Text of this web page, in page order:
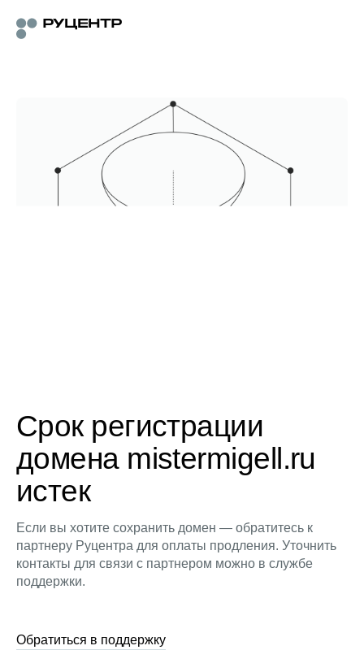
Срок регистрации
домена mistermigell.ru
истек
Если вы хотите сохранить домен — обратитесь к
партнеру Руцентра для оплаты продления. Уточнить
контакты для связи с партнером можно в службе
поддержки.
Обратиться в поддержку